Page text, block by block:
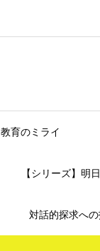
教育のミライ
【シリーズ】明
対話的探求へ